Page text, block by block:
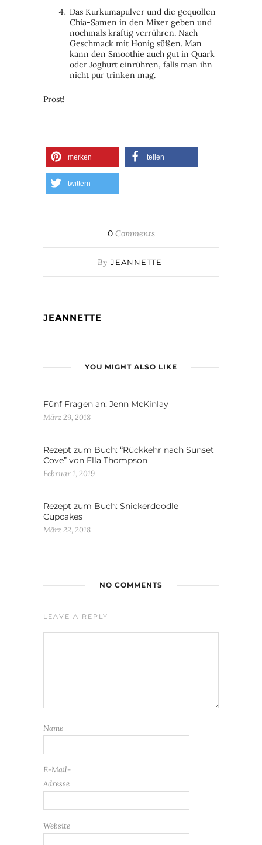
Das Kurkumapulver und die gequollen
Chia-Samen in den Mixer geben und
nochmals kräftig verrühren. Nach
Geschmack mit Honig süßen. Man
kann den Smoothie auch gut in Quark
oder Joghurt einrühren, falls man ihn
nicht pur trinken mag.
Prost!
merken teilen
twittern
0Comments
By JEANNETTE
JEANNETTE
YOU MIGHT ALSO LIKE
Fünf Fragen an: Jenn McKinlay
März 29, 2018
Rezept zum Buch: “Rückkehr nach Sunset
Cove” von Ella Thompson
Februar 1, 2019
Rezept zum Buch: Snickerdoodle
Cupcakes
März 22, 2018
NO COMMENTS
LEAVE A REPLY
Name
E-Mail-
Adresse
Website